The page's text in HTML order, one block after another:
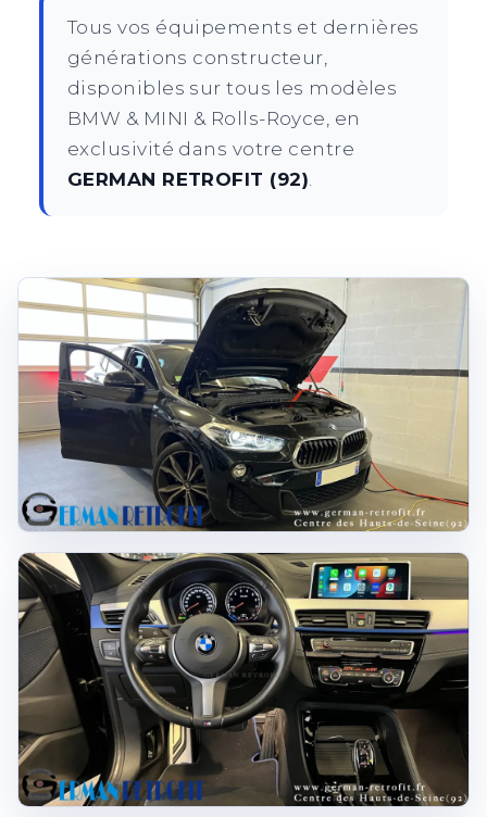
Tous vos équipements et dernières
générations constructeur,
disponibles sur tous les modèles
BMW & MINI & Rolls-Royce, en
exclusivité dans votre centre
GERMAN RETROFIT (92).